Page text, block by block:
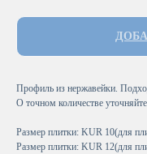
Профиль из нержавейки.
О точном количестве
Размер плитки: KUR 10(для
Размер плитки: KUR 12(для